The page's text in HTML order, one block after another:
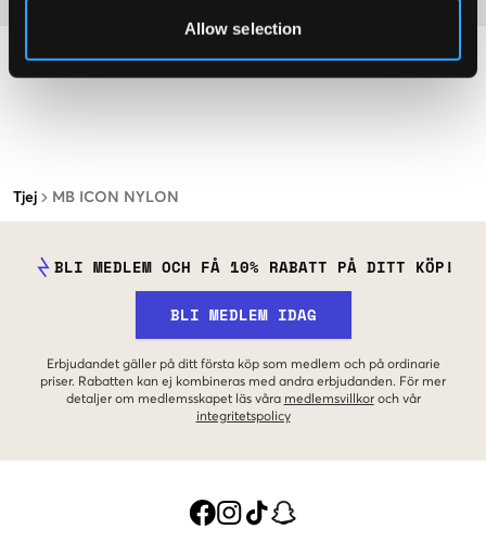
Allow selection
Tjej MB ICON NYLON
BLI MEDLEM OCH FÅ 10% RABATT PÅ DITT KÖP!
BLI MEDLEM IDAG
Erbjudandet gäller på ditt första köp som medlem och på ordinarie
priser. Rabatten kan ej kombineras med andra erbjudanden. För mer
detaljer om medlemsskapet läs våra medlemsvillkor och vår
integritetspolicy